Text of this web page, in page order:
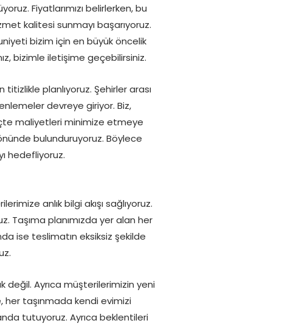
Fiyatlarımızı belirlerken, bu
kalitesi sunmayı başarıyoruz.
bizim için en büyük öncelik
bizimle iletişime geçebilirsiniz.
planlıyoruz. Şehirler arası
devreye giriyor. Biz,
maliyetleri minimize etmeye
bulunduruyoruz. Böylece
hedefliyoruz.
anlık bilgi akışı sağlıyoruz.
Taşıma planımızda yer alan her
ise teslimatın eksiksiz şekilde
değil. Ayrıca müşterilerimizin yeni
her taşınmada kendi evimizi
tutuyoruz. Ayrıca beklentileri